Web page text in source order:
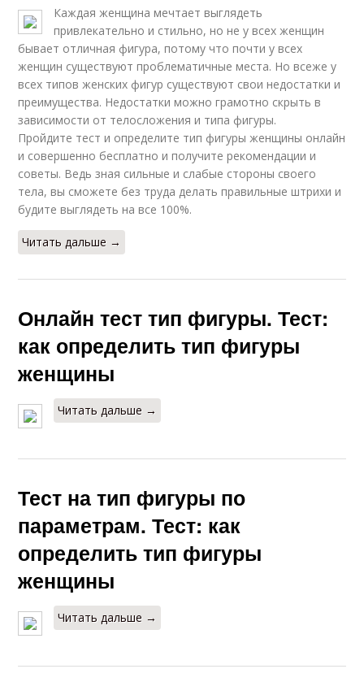
Каждая женщина мечтает выглядеть
привлекательно и стильно, но не у всех женщин
бывает отличная фигура, потому что почти у всех
женщин существуют проблематичные места. Но всеже у
всех типов женских фигур существуют свои недостатки и
преимущества. Недостатки можно грамотно скрыть в
зависимости от телосложения и типа фигуры.
Пройдите тест и определите тип фигуры женщины онлайн
и совершенно бесплатно и получите рекомендации и
советы. Ведь зная сильные и слабые стороны своего
тела, вы сможете без труда делать правильные штрихи и
будите выглядеть на все 100%.
Читать дальше →
Онлайн тест тип фигуры. Тест:
как определить тип фигуры
женщины
Читать дальше →
Тест на тип фигуры по
параметрам. Тест: как
определить тип фигуры
женщины
Читать дальше →